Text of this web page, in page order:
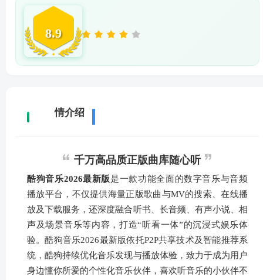
8.9
详情介绍
千万高品质正版曲库随心听
酷狗音乐2026最新版是一款功能全面的数字音乐与音频
播放平台，不仅提供海量正版歌曲与MV的搜索、在线播
放及下载服务，还深度融合听书、长音频、有声小说、相
声及场景音乐等内容，打造“听看一体”的沉浸式娱乐体
验。酷狗音乐2026最新版依托P2P共享技术及智能推荐系
统，酷狗持续优化音乐发现与播放体验，致力于成为用户
身边懂你所爱的个性化音乐伙伴，喜欢听音乐的小伙伴不